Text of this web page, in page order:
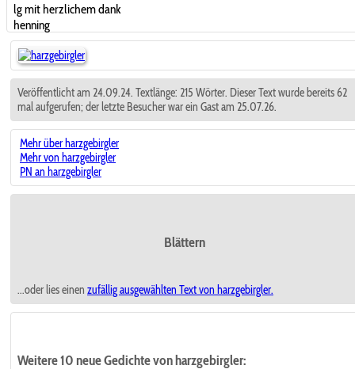
lg mit herzlichem dank
henning
Veröffentlicht am 24.09.24. Textlänge: 215 Wörter. Dieser Text wurde bereits 62
mal aufgerufen; der letzte Besucher war ein Gast am 25.07.26.
Mehr über harzgebirgler
Mehr von harzgebirgler
PN an harzgebirgler
Blättern
...oder lies einen zufällig ausgewählten Text von harzgebirgler.
Weitere 10 neue Gedichte von harzgebirgler: